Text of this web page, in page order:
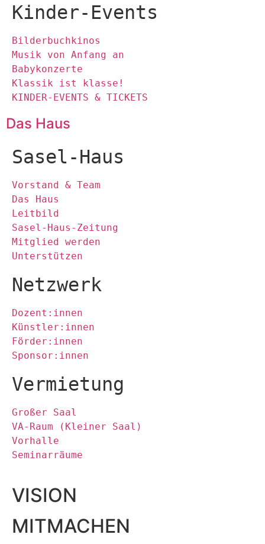
Kinder-Events
Bilderbuchkinos
Musik von Anfang an
Babykonzerte
Klassik ist klasse!
KINDER-EVENTS & TICKETS
Das Haus
Sasel-Haus
Vorstand & Team
Das Haus
Leitbild
Sasel-Haus-Zeitung
Mitglied werden
Unterstützen
Netzwerk
Dozent:innen
Künstler:innen
Förder:innen
Sponsor:innen
Vermietung
Großer Saal
VA-Raum (Kleiner Saal)
Vorhalle
Seminarräume
VISION
MITMACHEN